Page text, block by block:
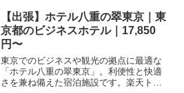
【出張】ホテル八重の翠東京｜東
京都のビジネスホテル｜17,850
円〜
東京でのビジネスや観光の拠点に最適な
「ホテル八重の翠東京」。利便性と快適
さを兼ね備えた宿泊施設です。楽天トラ